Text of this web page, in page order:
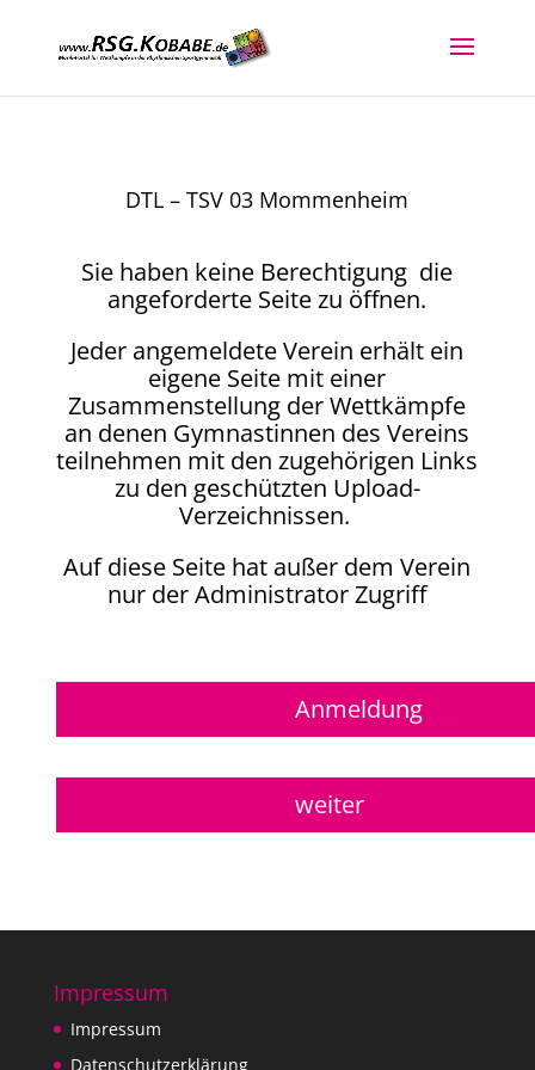
DTL – TSV 03 Mommenheim
Sie haben keine Berechtigung die
angeforderte Seite zu öffnen.
Jeder angemeldete Verein erhält ein
eigene Seite mit einer
Zusammenstellung der Wettkämpfe
an denen Gymnastinnen des Vereins
teilnehmen mit den zugehörigen Links
zu den geschützten Upload-
Verzeichnissen.
Auf diese Seite hat außer dem Verein
nur der Administrator Zugriff
Anmeldung
weiter
Impressum
Impressum
Datenschutzerklärung